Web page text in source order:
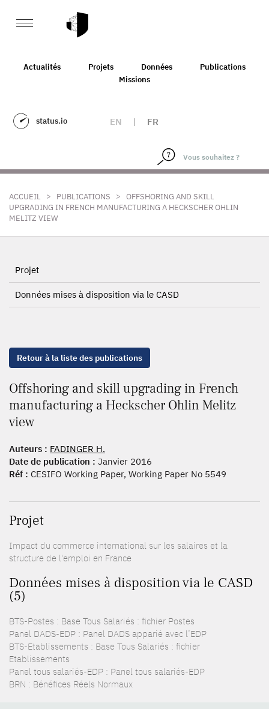
Actualités Projets Données
Publications
Missions
status.io EN | FR
ACCUEIL > PUBLICATIONS > OFFSHORING AND SKILL
UPGRADING IN FRENCH MANUFACTURING A HECKSCHER OHLIN
MELITZ VIEW
Projet
Données mises à disposition via le CASD
Retour à la liste des publications
Offshoring and skill upgrading in French
manufacturing a Heckscher Ohlin Melitz
view
Auteurs : FADINGER H.
Date de publication : Janvier 2016
Réf : CESIFO Working Paper, Working Paper No 5549
Projet
Impact du commerce international sur les salaires et la
structure de l'emploi en France
Données mises à disposition via le CASD
(5)
BTS-Postes : Base Tous Salariés : fichier Postes
Panel DADS-EDP : Panel DADS apparié avec l’EDP
BTS-Etablissements : Base Tous Salariés : fichier
Etablissements
Panel tous salariés-EDP : Panel tous salariés-EDP
BRN : Bénéfices Réels Normaux